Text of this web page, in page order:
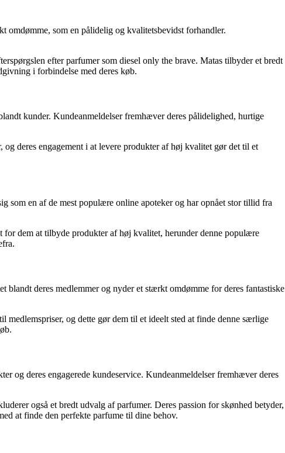
omdømme, som en pålidelig og kvalitetsbevidst forhandler.
efter parfumer som diesel only the brave. Matas tilbyder et bredt
i forbindelse med deres køb.
kunder. Kundeanmeldelser fremhæver deres pålidelighed, hurtige
deres engagement i at levere produkter af høj kvalitet gør det til et
som en af de mest populære online apoteker og har opnået stor tillid fra
for dem at tilbyde produkter af høj kvalitet, herunder denne populære
deres medlemmer og nyder et stærkt omdømme for deres fantastiske
og dette gør dem til et ideelt sted at finde denne særlige
og deres engagerede kundeservice. Kundeanmeldelser fremhæver deres
også et bredt udvalg af parfumer. Deres passion for skønhed betyder,
at finde den perfekte parfume til dine behov.